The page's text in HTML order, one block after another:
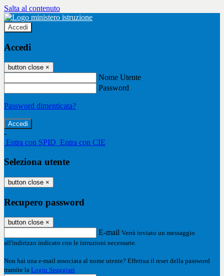
Salta al contenuto
Accedi
Accedi
button close ×
Nome Utente
Password
Password dimenticata?
-
Entra con SPID Entra con CIE
Seleziona utente
button close ×
Recupero password
button close ×
E-mail Verrà inviato un messaggio
all'indirizzo indicato con le istruzioni necessarie.
Non hai una e-mail associata al nome utente? Effettua il reset della password
tramite la Login Spaggiari